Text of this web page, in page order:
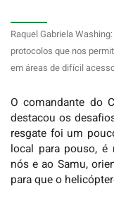
Raquel Gabriela
protocolos que nos
em áreas de difícil
O comandante do
destacou os
resgate foi um
local para pouso,
nós e ao Samu,
para que o